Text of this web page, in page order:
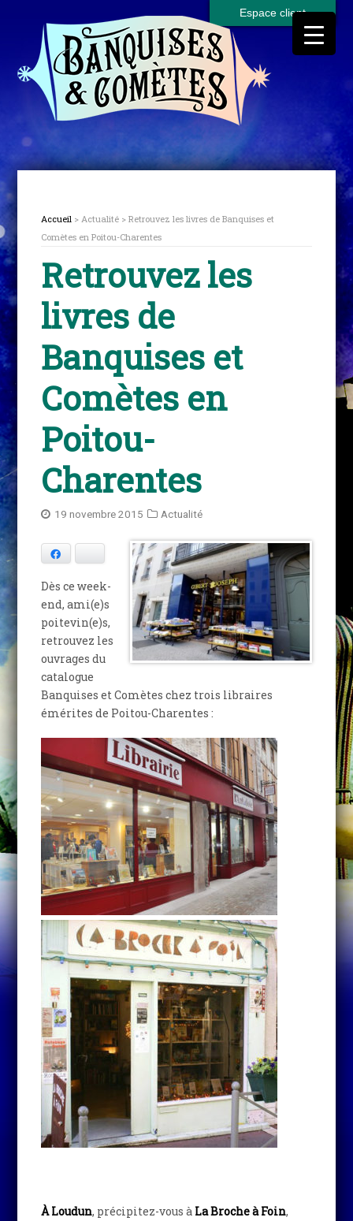
Espace client
Accueil > Actualité > Retrouvez les livres de Banquises et
Comètes en Poitou-Charentes
Retrouvez les
livres de
Banquises et
Comètes en
Poitou-
Charentes
19 novembre 2015 Actualité
Dès ce week-
end, ami(e)s
poitevin(e)s,
retrouvez les
ouvrages du
catalogue
Banquises et Comètes chez trois libraires
émérites de Poitou-Charentes :
À Loudun, précipitez-vous à La Broche à Foin,